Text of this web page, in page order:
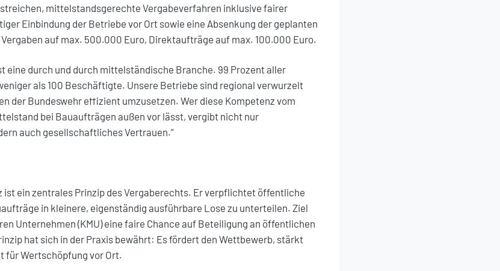
mittelstandsgerechte Vergabeverfahren inklusive fairer
Einbindung der Betriebe vor Ort sowie eine Absenkung der geplanten
auf max. 500.000 Euro, Direktaufträge auf max. 100.000 Euro.
eine durch und durch mittelständische Branche. 99 Prozent aller
als 100 Beschäftigte. Unsere Betriebe sind regional verwurzelt
der Bundeswehr effizient umzusetzen. Wer diese Kompetenz vom
bei Bauaufträgen außen vor lässt, vergibt nicht nur
auch gesellschaftliches Vertrauen.“
ist ein zentrales Prinzip des Vergaberechts. Er verpflichtet öffentliche
in kleinere, eigenständig ausführbare Lose zu unterteilen. Ziel
Unternehmen (KMU) eine faire Chance auf Beteiligung an öffentlichen
hat sich in der Praxis bewährt: Es fördert den Wettbewerb, stärkt
für Wertschöpfung vor Ort.